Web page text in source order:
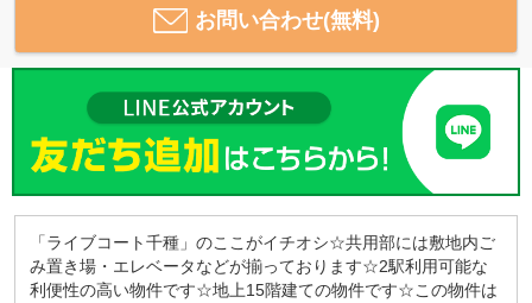
お問い合わせ(無料)
「ライブコート千種」のここがイチオシ☆共用部には敷地内ご
み置き場・エレベータなどが揃っております☆2駅利用可能な
利便性の高い物件です☆地上15階建ての物件です☆この物件は